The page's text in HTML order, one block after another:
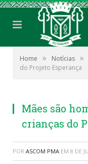
Home » Notícias »
do Projeto Esperança
Mães são
crianças do
POR ASCOM PMA EM 8 DE